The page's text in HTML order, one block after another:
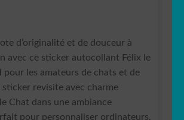
d’originalité et de douceur à
avec ce sticker autocollant Félix le
pour les amateurs de chats et de
sticker revisite avec charme
Chat dans une ambiance
pour personnaliser ordinateurs,